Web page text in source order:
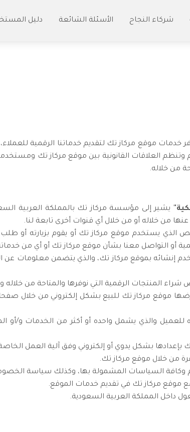
شركاء النجاح الأسئلة الشائعة دليل
خدمات موقع مركاز تك لتقديم خدماتنا الرقمية
العلاقات القانونية بين موقع مركاز تك
من خلاله.
يشير إلى مؤسسة مركاز تك بالمملكة العربية
الذي يستخدم موقع مركاز تك أو يقوم بزيارته أو طلب
أو التواصل معنا بشأن موقع مركاز تك أو أي من
إنشائه بموقع مركاز تك، والذي يتضمن معلومات
المنتجات الرقمية التي نوفرها والمتاحة من خلاله
موقع مركاز تك للبيع بشكل إلكتروني من خلال
والذي يشمل واحده أو أكثر من الخدمات و/أو
تك بإعدادها بشكل يدوي أو إلكتروني وفق آلية العمل
من خلال موقع مركاز تك.
وكافة السياسات المشمولة بها، وكذلك سياسة
موقع مركاز تك في تقديم خدمات الموقع.
داخل المملكة العربية السعودية.